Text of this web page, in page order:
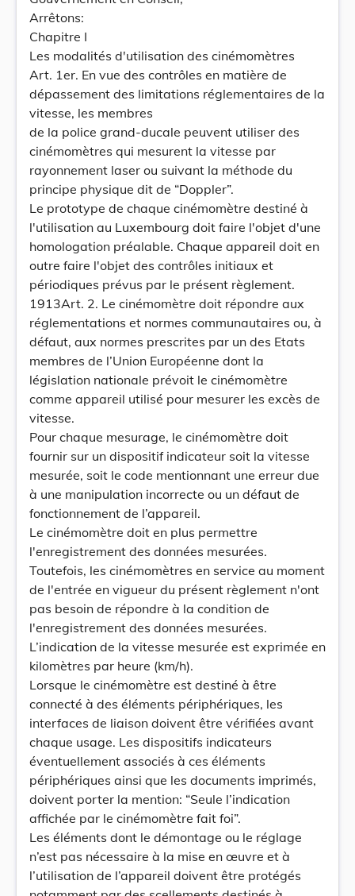
Arrêtons:
Chapitre I
Les modalités d'utilisation des cinémomètres
Art. 1er. En vue des contrôles en matière de
dépassement des limitations réglementaires de la
vitesse, les membres
de la police grand-ducale peuvent utiliser des
cinémomètres qui mesurent la vitesse par
rayonnement laser ou suivant la méthode du
principe physique dit de “Doppler”.
Le prototype de chaque cinémomètre destiné à
l'utilisation au Luxembourg doit faire l'objet d'une
homologation préalable. Chaque appareil doit en
outre faire l'objet des contrôles initiaux et
périodiques prévus par le présent règlement.
1913Art. 2. Le cinémomètre doit répondre aux
réglementations et normes communautaires ou, à
défaut, aux normes prescrites par un des Etats
membres de l’Union Européenne dont la
législation nationale prévoit le cinémomètre
comme appareil utilisé pour mesurer les excès de
vitesse.
Pour chaque mesurage, le cinémomètre doit
fournir sur un dispositif indicateur soit la vitesse
mesurée, soit le code mentionnant une erreur due
à une manipulation incorrecte ou un défaut de
fonctionnement de l’appareil.
Le cinémomètre doit en plus permettre
l'enregistrement des données mesurées.
Toutefois, les cinémomètres en service au moment
de l'entrée en vigueur du présent règlement n'ont
pas besoin de répondre à la condition de
l'enregistrement des données mesurées.
L’indication de la vitesse mesurée est exprimée en
kilomètres par heure (km/h).
Lorsque le cinémomètre est destiné à être
connecté à des éléments périphériques, les
interfaces de liaison doivent être vérifiées avant
chaque usage. Les dispositifs indicateurs
éventuellement associés à ces éléments
périphériques ainsi que les documents imprimés,
doivent porter la mention: “Seule l’indication
affichée par le cinémomètre fait foi”.
Les éléments dont le démontage ou le réglage
n’est pas nécessaire à la mise en œuvre et à
l’utilisation de l’appareil doivent être protégés